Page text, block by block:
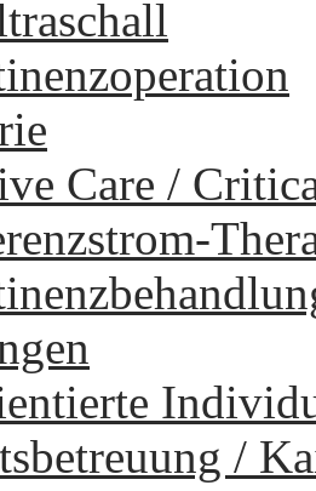
Care /
/